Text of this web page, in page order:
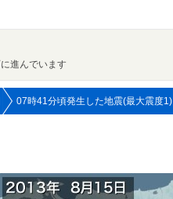
進んでいます
07時41分頃発生した地震(最大震度1)